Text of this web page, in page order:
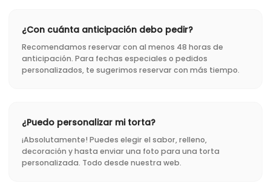
¿Con cuánta anticipación debo pedir?
Recomendamos reservar con al menos 48 horas de
anticipación. Para fechas especiales o pedidos
personalizados, te sugerimos reservar con más tiempo.
¿Puedo personalizar mi torta?
¡Absolutamente! Puedes elegir el sabor, relleno,
decoración y hasta enviar una foto para una torta
personalizada. Todo desde nuestra web.